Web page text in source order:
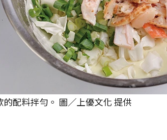
的配料拌勻。 圖／上優文化 提供